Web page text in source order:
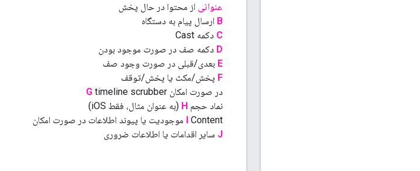
عنوانی از محتوا در حال پخش
B ارسال پیام به دستگاه
C دکمه Cast
D دکمه صف در صورت موجود بودن
E بعدی/قبلی در صورت وجود صف
F پخش/مکث یا پخش/توقف
در صورت امکان
G timeline scrubber
نماد حجم H (به عنوان مثال، فقط iOS)
I Content موجودیت یا پیوند اطلاعات در صورت امکان
J سایر اقدامات یا اطلاعات ضروری